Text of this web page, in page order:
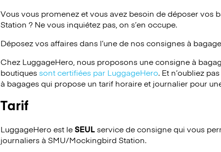
Vous vous promenez et vous avez besoin de déposer vos
Station ? Ne vous inquiétez pas, on s’en occupe.
Déposez vos affaires dans l’une de nos consignes à
Chez LuggageHero, nous proposons une consigne à
boutiquessont certifiées par LuggageHero. Et n’oubliez
à bagages qui propose un tarif horaire et journalier pour
Tarif
LuggageHero est leSEULservice de consigne qui vous
journaliers à SMU/Mockingbird Station.